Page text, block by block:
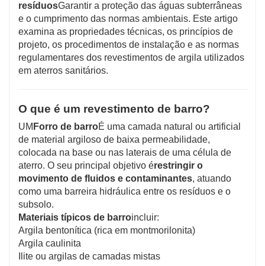
resíduosGarantir a proteção das águas subterrâneas
e o cumprimento das normas ambientais. Este artigo
examina as propriedades técnicas, os princípios de
projeto, os procedimentos de instalação e as normas
regulamentares dos revestimentos de argila utilizados
em aterros sanitários.
O que é um revestimento de barro?
UM Forro de barroÉ uma camada natural ou artificial
de material argiloso de baixa permeabilidade,
colocada na base ou nas laterais de uma célula de
aterro. O seu principal objetivo érestringir o
movimento de fluidos e contaminantes, atuando
como uma barreira hidráulica entre os resíduos e o
subsolo.
Materiais típicos de barroincluir:
Argila bentonítica (rica em montmorilonita)
Argila caulinita
Ilite ou argilas de camadas mistas